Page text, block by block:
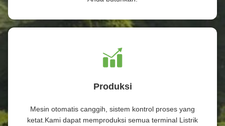
Produksi
Mesin otomatis canggih, sistem kontrol proses yang
ketat.Kami dapat memproduksi semua terminal Listrik